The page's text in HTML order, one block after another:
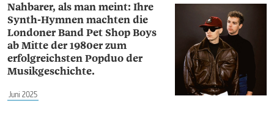
Nahbarer, als man meint: Ihre
Synth-Hymnen machten die
Londoner Band Pet Shop Boys
ab Mitte der 1980er zum
erfolgreichsten Popduo der
Musikgeschichte.
Juni 2025